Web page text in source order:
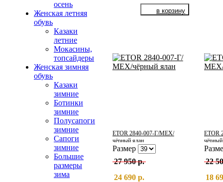
осень
Женская летняя
обувь
Казаки
летние
Мокасины,
топсайдеры
Женская зимняя
обувь
Казаки
зимние
Ботинки
зимние
Полусапоги
зимние
Сапоги
зимние
Большие
размеры
зима
ETOR 2840-007-Г/МЕХ/
чёрный ялан
Размер
27 950 р.
24 690 р.
ETOR
чёрный
22
18